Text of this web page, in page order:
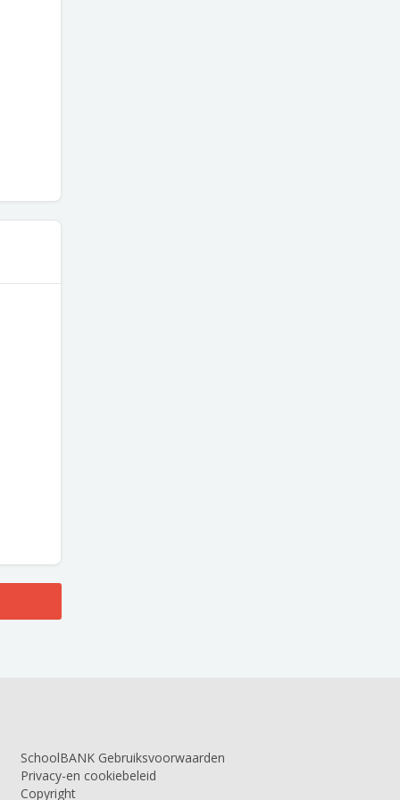
SchoolBANK Gebruiksvoorwaarden
Privacy-en cookiebeleid
Copyright